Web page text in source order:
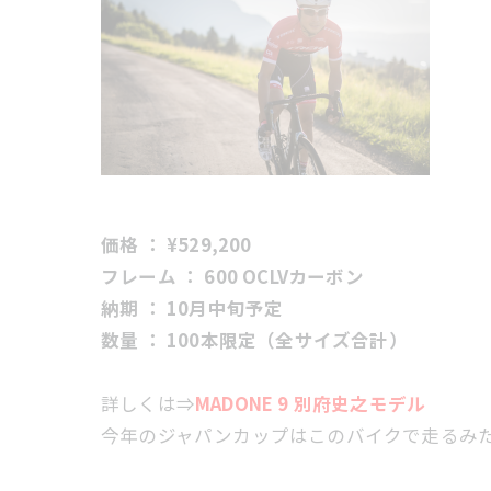
価格 ： ¥529,200
フレーム ： 600 OCLVカーボン
納期 ： 10月中旬予定
数量 ： 100本限定（全サイズ合計）
詳しくは⇒MADONE 9 別府史之モデル
今年のジャパンカップはこのバイクで走る